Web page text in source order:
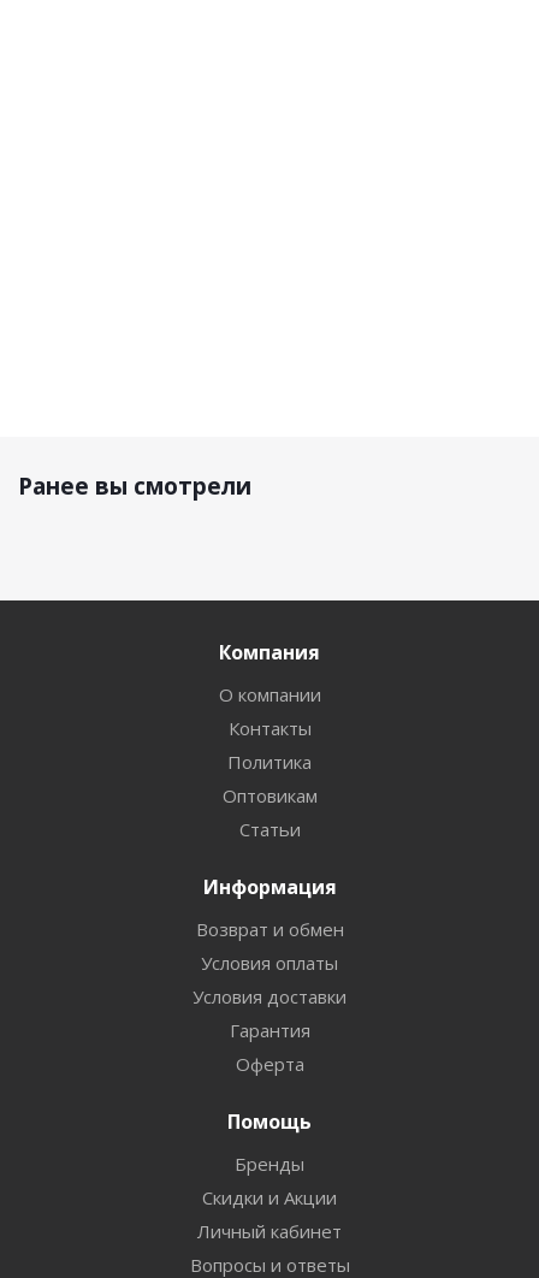
Ранее вы смотрели
Компания
О компании
Контакты
Политика
Оптовикам
Статьи
Информация
Возврат и обмен
Условия оплаты
Условия доставки
Гарантия
Оферта
Помощь
Бренды
Скидки и Акции
Личный кабинет
Вопросы и ответы